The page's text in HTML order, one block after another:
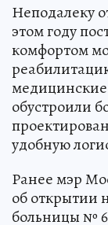
Неподалеку
этом году
комфортом
медицинские
обустроили
удобную
Ранее мэр
об открытии
больницы №